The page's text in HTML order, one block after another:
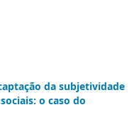
da subjetividade
o caso do